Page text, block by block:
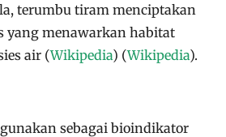
terumbu tiram menciptakan
yang menawarkan habitat
air​ (Wikipedia) (Wikipedia)​.
sebagai bioindikator